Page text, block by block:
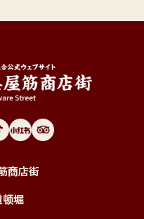
商店街
堀